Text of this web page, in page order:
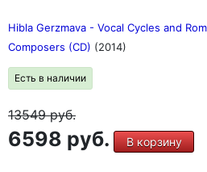
Hibla Gerzmava - Vocal Cycles and
Composers (CD) (2014)
Есть в наличии
13549руб.
6598 руб. В корзину